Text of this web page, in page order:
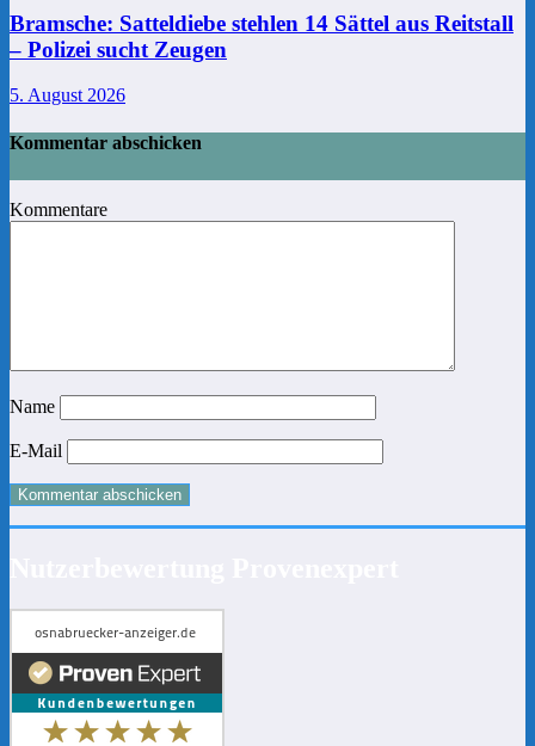
Bramsche: Satteldiebe stehlen 14 Sättel aus Reitstall
– Polizei sucht Zeugen
5. August 2026
Kommentar abschicken
Kommentare
Name
E-Mail